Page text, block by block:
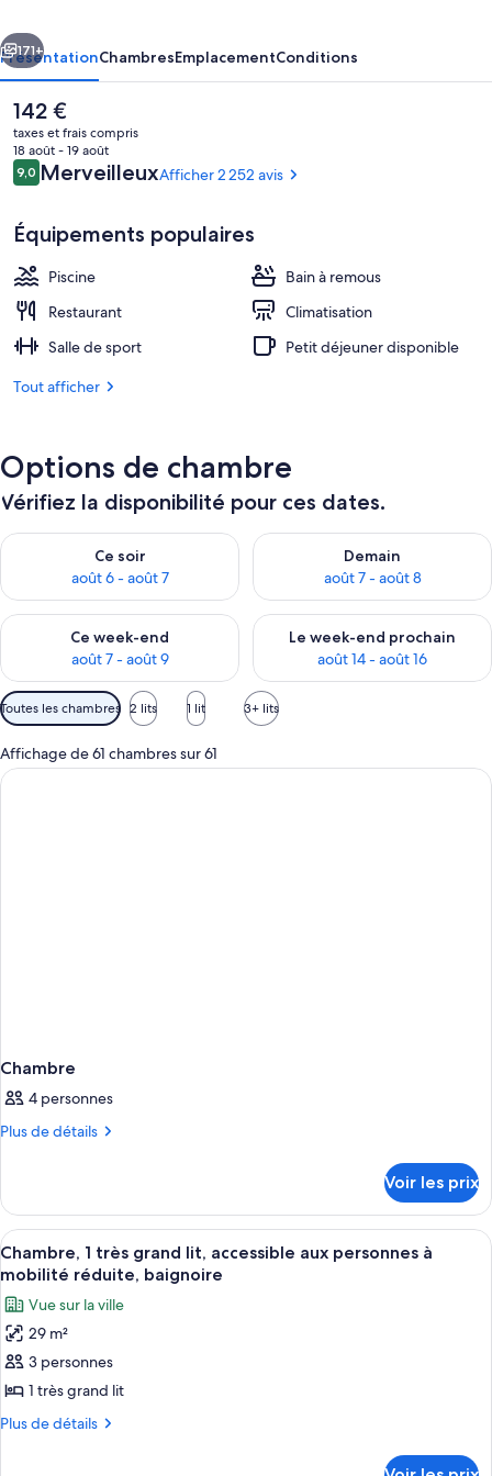
Extérieur
Suivant
171+
PrésentationChambresEmplacementConditions
Le
prix
actuel
est
de
142 €
taxes et frais compris
18 août - 19 août
Avis
voyageurs
9,09,0 sur 10
MerveilleuxAfficher 2 252 avis
Équipements populaires
Piscine
Bain à remous
Restaurant
Climatisation
Salle de sport
Petit déjeuner disponible
Tout afficher
Options de chambre
Vérifiez la disponibilité pour ces dates.
Ce soir
août 6 - août 7
Vérifier la disponibilité pour ce soir août 6 - août 7
Demain
août 7 - août 8
Vérifier la disponibilité pour
Ce week-end
août 7 - août 9
Vérifier la disponibilité pour ce week-end août 7 - août 9
Le week-end prochain
août 14 - août 16
Vérifier la disponibilité pour
Filtres
disponibles
pour
les
Toutes les chambres 2 lits 1 lit 3+ lits
Affichage de 61 chambres sur 61
Chambre
4 personnes
Plus de détails
Plus
le
type
de
chambre
Voir les prix
Afficher
toutes
les
photos
pour
ce
type
de
Une chambre d’hôtel moderne
6
Chambre, 1 très grand lit, accessible aux personnes à
mobilité réduite, baignoire
Vue sur la ville
29 m²
3 personnes
1 très grand lit
Plus de détails
Plus